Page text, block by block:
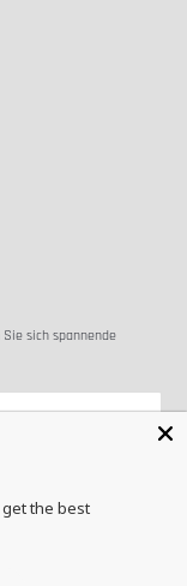
sich spannende
the best